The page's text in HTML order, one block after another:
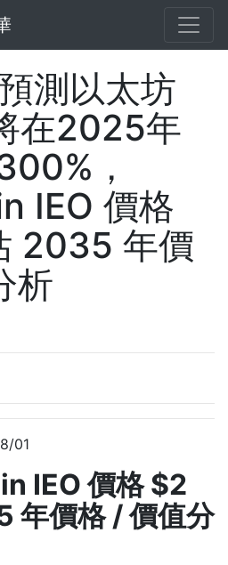
測以太坊
在2025年
，
IEO 價格
2035 年價
析
01
IEO 價格 $2
年價格 / 價值分